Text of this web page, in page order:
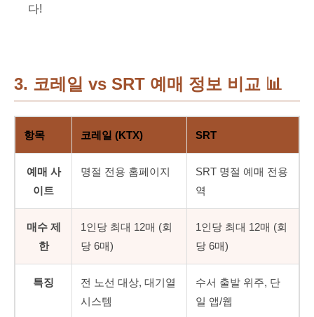
다!
3. 코레일 vs SRT 예매 정보 비교 📊
항목 코레일 (KTX) SRT
예매 사
이트
명절 전용 홈페이지
SRT 명절 예매 전용
역
매수 제
한
1인당 최대 12매 (회
당 6매)
1인당 최대 12매 (회
당 6매)
특징
전 노선 대상, 대기열
시스템
수서 출발 위주, 단
일 앱/웹